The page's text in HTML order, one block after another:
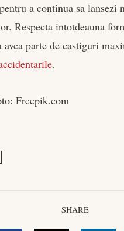
a continua sa lansezi
Respecta intotdeauna
avea parte de castiguri
.
Freepik.com
SHARE